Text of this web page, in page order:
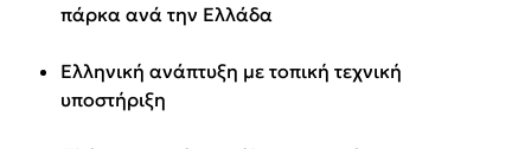
πάρκα ανά την Ελλάδα
Ελληνική ανάπτυξη με τοπική τεχνική
υποστήριξη